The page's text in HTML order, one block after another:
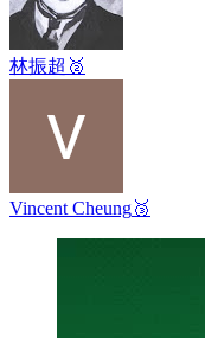
林振超 🥈
Vincent Cheung🥉